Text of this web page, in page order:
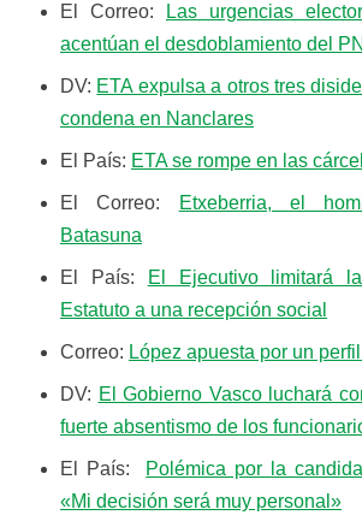
El Correo:
Las urgencias
acentúan el desdoblamiento del
DV: ETA expulsa a otros tres
condena en Nanclares
El País: ETA se rompe en las
El Correo:
Etxeberria, el
Batasuna
El País:
El Ejecutivo limitará
Estatuto a una recepción social
Correo: López apuesta por un
DV: El Gobierno Vasco luchará
fuerte absentismo de los
El País:
Polémica por la
«Mi decisión será muy personal»